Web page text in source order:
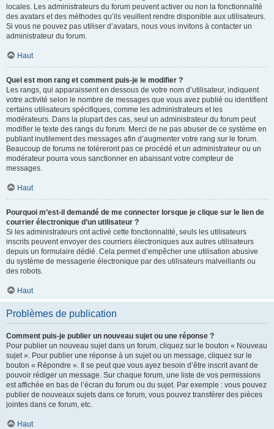
locales. Les administrateurs du forum peuvent activer ou non la fonctionnalité
des avatars et des méthodes qu’ils veuillent rendre disponible aux utilisateurs.
Si vous ne pouvez pas utiliser d’avatars, nous vous invitons à contacter un
administrateur du forum.
Haut
Quel est mon rang et comment puis-je le modifier ?
Les rangs, qui apparaissent en dessous de votre nom d’utilisateur, indiquent
votre activité selon le nombre de messages que vous avez publié ou identifient
certains utilisateurs spécifiques, comme les administrateurs et les
modérateurs. Dans la plupart des cas, seul un administrateur du forum peut
modifier le texte des rangs du forum. Merci de ne pas abuser de ce système en
publiant inutilement des messages afin d’augmenter votre rang sur le forum.
Beaucoup de forums ne toléreront pas ce procédé et un administrateur ou un
modérateur pourra vous sanctionner en abaissant votre compteur de
messages.
Haut
Pourquoi m’est-il demandé de me connecter lorsque je clique sur le lien de
courrier électronique d’un utilisateur ?
Si les administrateurs ont activé cette fonctionnalité, seuls les utilisateurs
inscrits peuvent envoyer des courriers électroniques aux autres utilisateurs
depuis un formulaire dédié. Cela permet d’empêcher une utilisation abusive
du système de messagerie électronique par des utilisateurs malveillants ou
des robots.
Haut
Problèmes de publication
Comment puis-je publier un nouveau sujet ou une réponse ?
Pour publier un nouveau sujet dans un forum, cliquez sur le bouton « Nouveau
sujet ». Pour publier une réponse à un sujet ou un message, cliquez sur le
bouton « Répondre ». Il se peut que vous ayez besoin d’être inscrit avant de
pouvoir rédiger un message. Sur chaque forum, une liste de vos permissions
est affichée en bas de l’écran du forum ou du sujet. Par exemple : vous pouvez
publier de nouveaux sujets dans ce forum, vous pouvez transférer des pièces
jointes dans ce forum, etc.
Haut